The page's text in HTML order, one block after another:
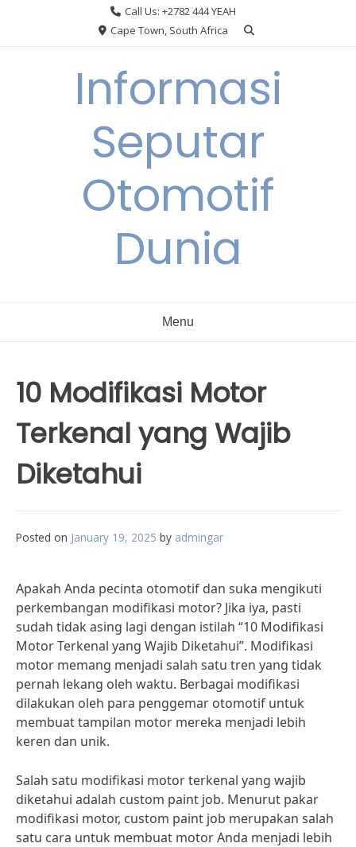
Call Us: +2782 444 YEAH
Cape Town, South Africa
Informasi
Seputar
Otomotif
Dunia
Menu
10 Modifikasi Motor
Terkenal yang Wajib
Diketahui
Posted on January 19, 2025 by admingar
Apakah Anda pecinta otomotif dan suka mengikuti
perkembangan modifikasi motor? Jika iya, pasti
sudah tidak asing lagi dengan istilah “10 Modifikasi
Motor Terkenal yang Wajib Diketahui”. Modifikasi
motor memang menjadi salah satu tren yang tidak
pernah lekang oleh waktu. Berbagai modifikasi
dilakukan oleh para penggemar otomotif untuk
membuat tampilan motor mereka menjadi lebih
keren dan unik.
Salah satu modifikasi motor terkenal yang wajib
diketahui adalah custom paint job. Menurut pakar
modifikasi motor, custom paint job merupakan salah
satu cara untuk membuat motor Anda menjadi lebih